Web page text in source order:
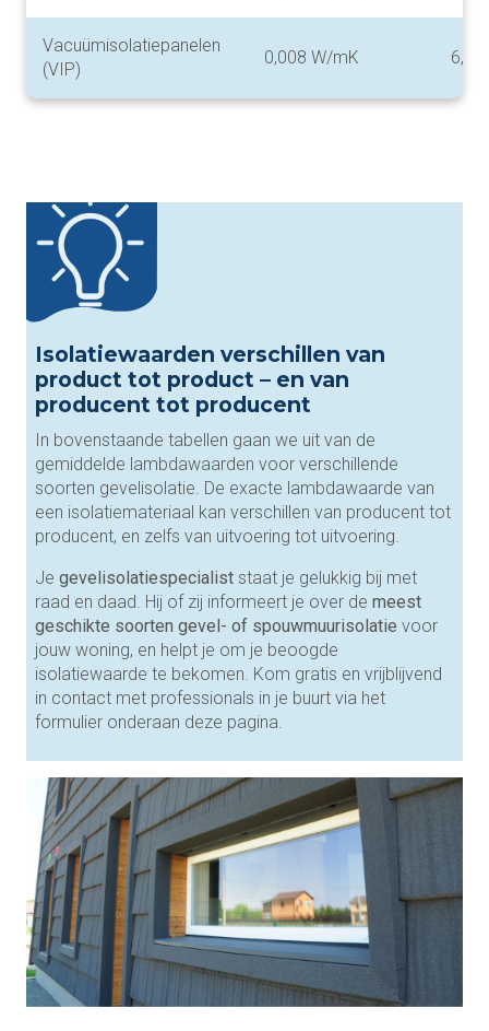
Vacuümisolatiepanelen
(VIP)
0,008 W/mK 6,5
Isolatiewaarden verschillen van
product tot product – en van
producent tot producent
In bovenstaande tabellen gaan we uit van de
gemiddelde lambdawaarden voor verschillende
soorten gevelisolatie. De exacte lambdawaarde van
een isolatiemateriaal kan verschillen van producent tot
producent, en zelfs van uitvoering tot uitvoering.
Je gevelisolatiespecialist staat je gelukkig bij met
raad en daad. Hij of zij informeert je over de meest
geschikte soorten gevel- of spouwmuurisolatie voor
jouw woning, en helpt je om je beoogde
isolatiewaarde te bekomen. Kom gratis en vrijblijvend
in contact met professionals in je buurt via het
formulier onderaan deze pagina.